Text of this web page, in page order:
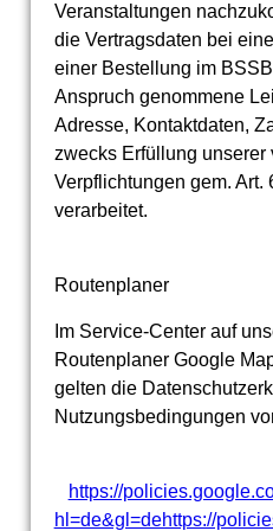
Veranstaltungen
die Vertragsdaten bei
einer Bestellung im
Anspruch genommene
Adresse, Kontaktdaten,
zwecks Erfüllung unserer
Verpflichtungen gem. Art.
verarbeitet.
Routenplaner
Im Service-Center auf
Routenplaner Google
gelten die
Nutzungsbedingungen
https://
hl=de&gl=dehttps://